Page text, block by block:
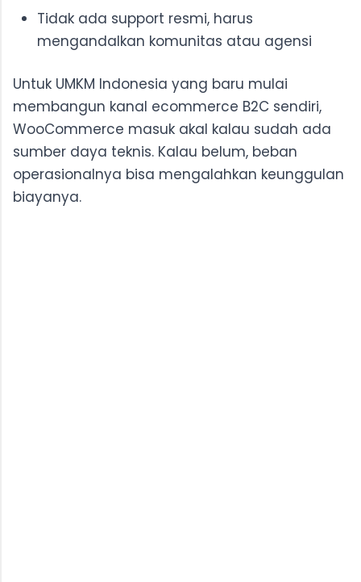
Tidak ada support resmi, harus
mengandalkan komunitas atau agensi
Untuk UMKM Indonesia yang baru mulai
membangun kanal ecommerce B2C sendiri,
WooCommerce masuk akal kalau sudah ada
sumber daya teknis. Kalau belum, beban
operasionalnya bisa mengalahkan keunggulan
biayanya.